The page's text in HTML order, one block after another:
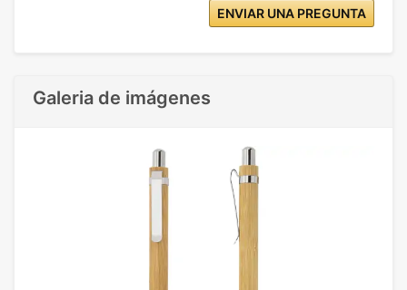
ENVIAR UNA PREGUNTA
Galeria de imágenes